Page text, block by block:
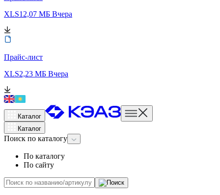
XLS12,07 МБ Вчера
Прайс-лист
XLS2,23 МБ Вчера
Каталог
Каталог
Поиск по каталогу
По каталогу
По сайту